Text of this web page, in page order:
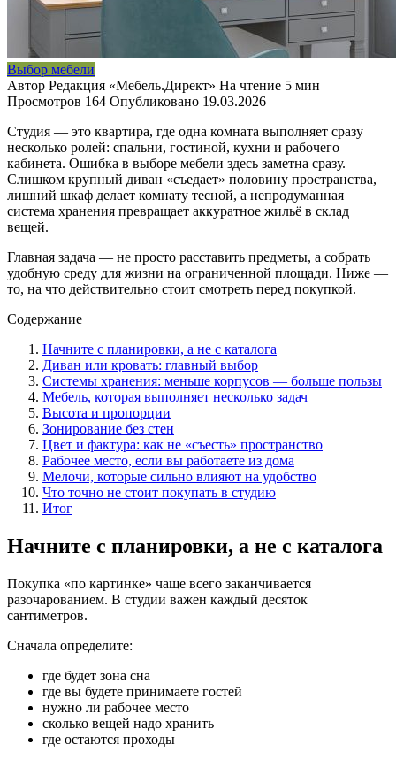
Выбор мебели
Автор Редакция «Мебель.Директ» На чтение 5 мин
Просмотров 164 Опубликовано 19.03.2026
Студия — это квартира, где одна комната выполняет сразу
несколько ролей: спальни, гостиной, кухни и рабочего
кабинета. Ошибка в выборе мебели здесь заметна сразу.
Слишком крупный диван «съедает» половину пространства,
лишний шкаф делает комнату тесной, а непродуманная
система хранения превращает аккуратное жильё в склад
вещей.
Главная задача — не просто расставить предметы, а собрать
удобную среду для жизни на ограниченной площади. Ниже —
то, на что действительно стоит смотреть перед покупкой.
Содержание
Начните с планировки, а не с каталога
Диван или кровать: главный выбор
Системы хранения: меньше корпусов — больше пользы
Мебель, которая выполняет несколько задач
Высота и пропорции
Зонирование без стен
Цвет и фактура: как не «съесть» пространство
Рабочее место, если вы работаете из дома
Мелочи, которые сильно влияют на удобство
Что точно не стоит покупать в студию
Итог
Начните с планировки, а не с каталога
Покупка «по картинке» чаще всего заканчивается
разочарованием. В студии важен каждый десяток
сантиметров.
Сначала определите:
где будет зона сна
где вы будете принимаете гостей
нужно ли рабочее место
сколько вещей надо хранить
где остаются проходы